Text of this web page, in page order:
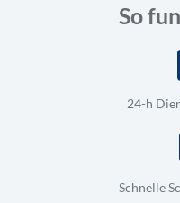
So
24-h
Schnelle